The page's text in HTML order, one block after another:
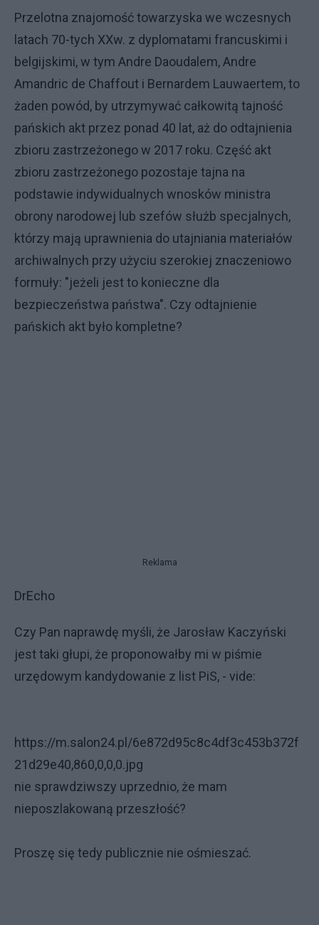
Przelotna znajomość towarzyska we wczesnych
latach 70-tych XXw. z dyplomatami francuskimi i
belgijskimi, w tym Andre Daoudalem, Andre
Amandric de Chaffout i Bernardem Lauwaertem, to
żaden powód, by utrzymywać całkowitą tajność
pańskich akt przez ponad 40 lat, aż do odtajnienia
zbioru zastrzeżonego w 2017 roku. Część akt
zbioru zastrzeżonego pozostaje tajna na
podstawie indywidualnych wnosków ministra
obrony narodowej lub szefów służb specjalnych,
którzy mają uprawnienia do utajniania materiałów
archiwalnych przy użyciu szerokiej znaczeniowo
formuły: "jeżeli jest to konieczne dla
bezpieczeństwa państwa". Czy odtajnienie
pańskich akt było kompletne?
Reklama
DrEcho
Czy Pan naprawdę myśli, że Jarosław Kaczyński
jest taki głupi, że proponowałby mi w piśmie
urzędowym kandydowanie z list PiS, - vide:
https://m.salon24.pl/6e872d95c8c4df3c453b372f
21d29e40,860,0,0,0.jpg
nie sprawdziwszy uprzednio, że mam
nieposzlakowaną przeszłość?
Proszę się tedy publicznie nie ośmieszać.